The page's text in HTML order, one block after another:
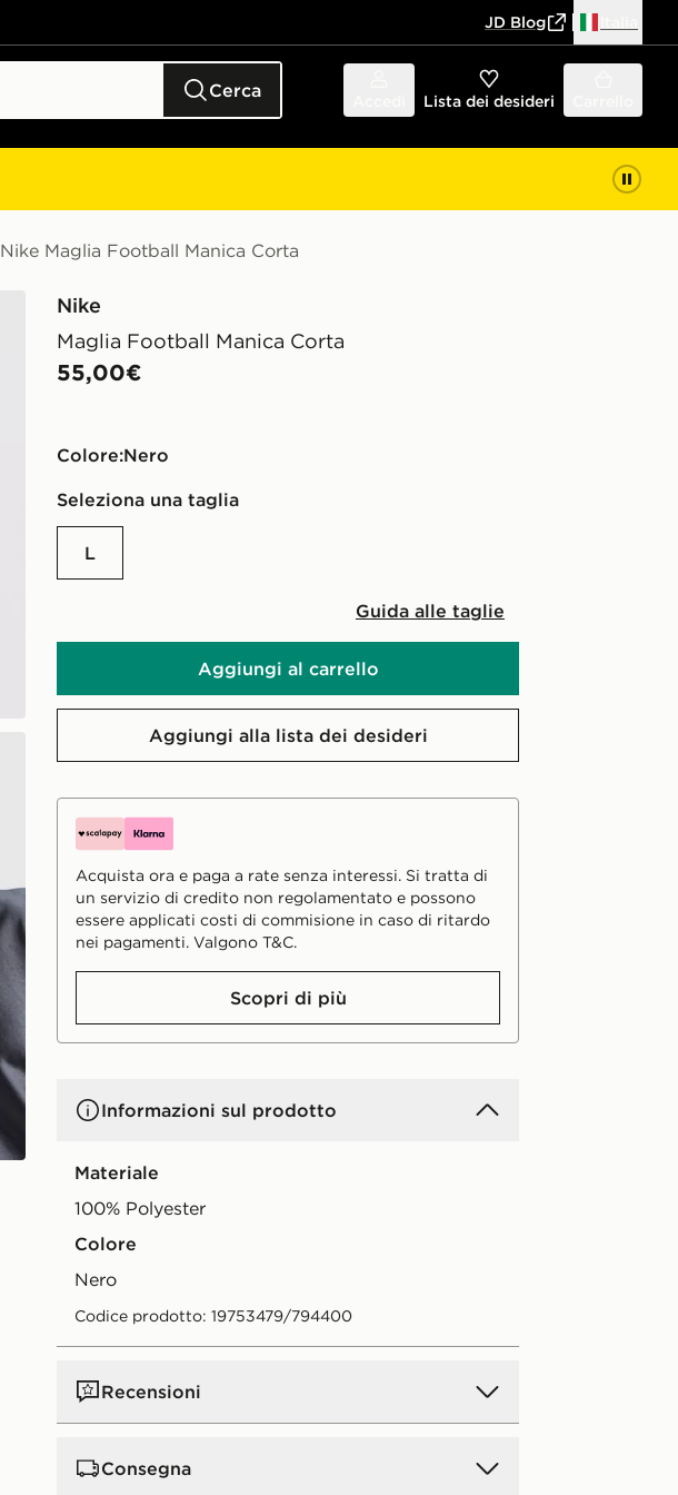
JD Blog
Cerca Lista dei desideri
Nike Maglia Football Manica Corta
Nike
Maglia Football Manica Corta
55,00€
Colore:
nero
Seleziona una taglia
L
Guida alle taglie
Aggiungi al carrello
Aggiungi alla lista dei desideri
Acquista ora e paga a rate senza interessi. Si tratta di
un servizio di credito non regolamentato e possono
essere applicati costi di commisione in caso di ritardo
nei pagamenti. Valgono T&C.
Scopri di più
Informazioni sul prodotto
Materiale
100% Polyester
Colore
nero
Codice prodotto: 19753479/794400
Recensioni
Consegna